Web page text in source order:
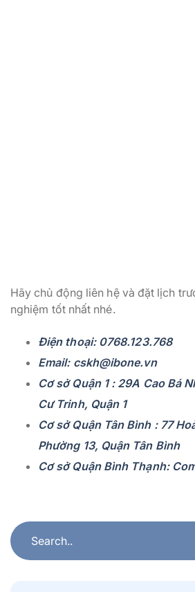
Hãy chủ động liên hệ và đặt lịch
nghiệm tốt nhất nhé.
Điện thoại: 0768.123.768
Email: cskh@ibone.vn
Cơ sở Quận 1 : 29A Cao Bá
Cư Trinh, Quận 1
Cơ sở Quận Tân Bình : 77
Phường 13, Quận Tân Bình
Cơ sở Quận Bình Thạnh: